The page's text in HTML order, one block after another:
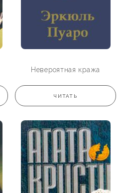
Невероятная кража
ЧИТАТЬ